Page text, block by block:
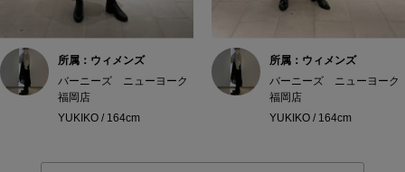
所属：ウィメンズ
バーニーズ ニューヨーク
福岡店
YUKIKO / 164cm
所属：ウィメンズ
バーニーズ ニューヨーク
福岡店
YUKIKO / 164cm